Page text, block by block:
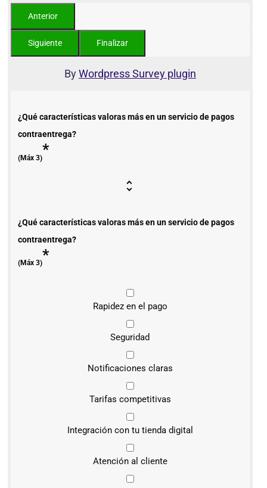
ByWordpress Survey plugin
¿Qué características valoras más en un servicio de pagos
contraentrega?
(Máx 3)*
¿Qué características valoras más en un servicio de pagos
contraentrega?
(Máx 3)*
Rapidez en el pago
Seguridad
Notificaciones claras
Tarifas competitivas
Integración con tu tienda digital
Atención al cliente